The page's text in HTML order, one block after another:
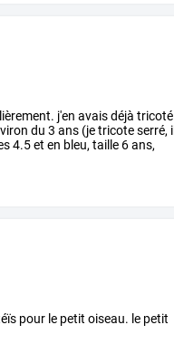
j'en avaisdéjà tricoté
du 3 ans (jetricoteserré, il
4.5et en bleu,taille 6ans,
pour le petit oiseau. le petit